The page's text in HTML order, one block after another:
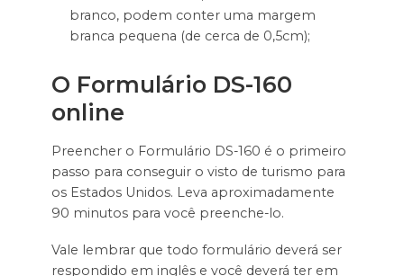
branco, podem conter uma margem
branca pequena (de cerca de 0,5cm);
O Formulário DS-160
online
Preencher o Formulário DS-160 é o primeiro
passo para conseguir o visto de turismo para
os Estados Unidos. Leva aproximadamente
90 minutos para você preenche-lo.
Vale lembrar que todo formulário deverá ser
respondido em inglês e você deverá ter em